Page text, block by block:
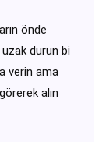
önde
uzak durun bi
verin ama
alın